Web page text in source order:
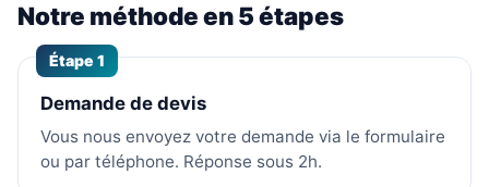
Notre méthode en 5 étapes
Étape 1
Demande de devis
Vous nous envoyez votre demande via le formulaire
ou par téléphone. Réponse sous 2h.